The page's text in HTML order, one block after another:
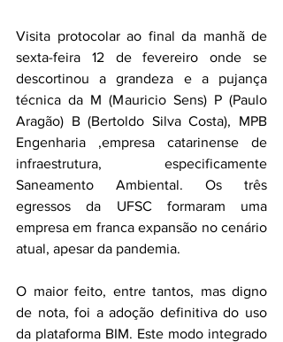
Visita protocolar ao final da manhã de
sexta-feira 12 de fevereiro onde se
descortinou a grandeza e a pujança
técnica da M (Mauricio Sens) P (Paulo
Aragão) B (Bertoldo Silva Costa), MPB
Engenharia ,empresa catarinense de
infraestrutura, especificamente
Saneamento Ambiental. Os três
egressos da UFSC formaram uma
empresa em franca expansão no cenário
atual, apesar da pandemia.
O maior feito, entre tantos, mas digno
de nota, foi a adoção definitiva do uso
da plataforma BIM. Este modo integrado